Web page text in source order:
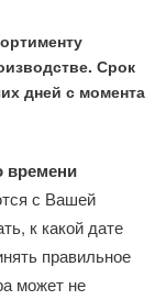
Срок
дней с момента
времени
с Вашей
к какой дате
правильное
может не